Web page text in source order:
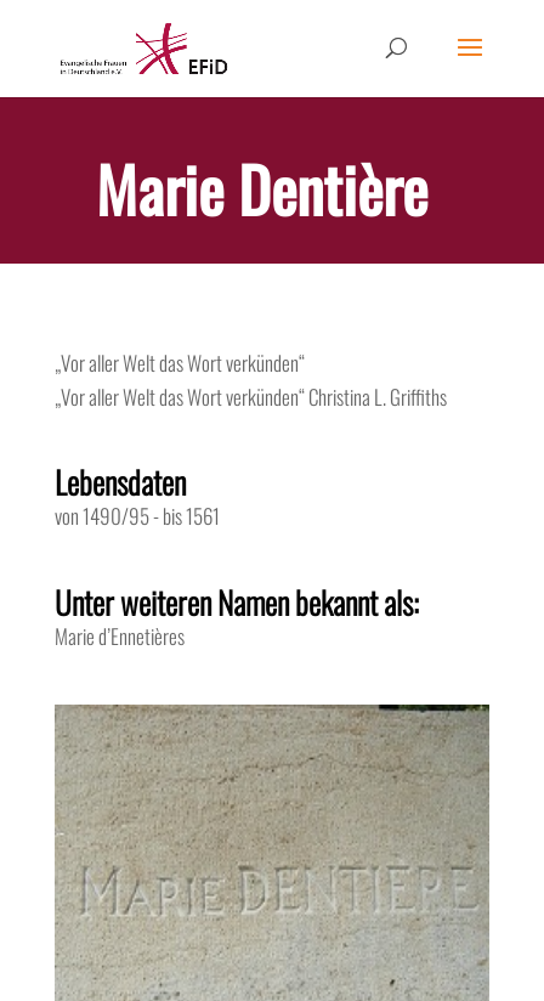
Marie Dentière
„Vor aller Welt das Wort verkünden“
„Vor aller Welt das Wort verkünden“Christina L. Griffiths
Lebensdaten
von 1490/95-bis 1561
Unter weiteren Namen bekannt als:
Marie d’Ennetières